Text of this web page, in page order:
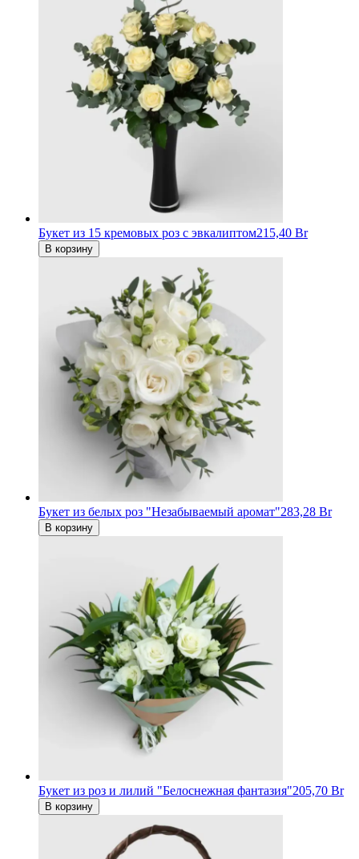
Букет из 15 кремовых роз c эвкалиптом215,40 Br
В корзину
Букет из белых роз "Незабываемый аромат"283,28 Br
В корзину
Букет из роз и лилий "Белоснежная фантазия"205,70 Br
В корзину